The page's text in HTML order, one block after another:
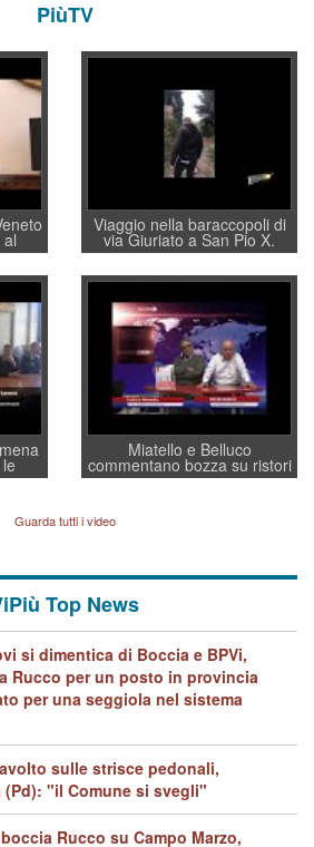
PiùTV
di
Viaggio nella baraccopoli di
via Giuriato a San Pio X.
Vicenza ai Vicentini: “faremo
un regalo di Natale ai
residenti”
di
Miatello e Belluco
commentano bozza su ristori
BPVi e Veneto Banca
Guarda tutti i video
Top News
si dimentica di Boccia e BPVi,
Rucco per un posto in provincia
per una seggiola nel sistema
sulle strisce pedonali,
"il Comune si svegli"
Rucco su Campo Marzo,